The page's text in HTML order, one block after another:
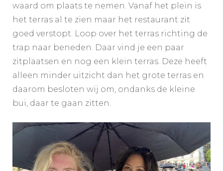
waard om plaats te nemen. Vanaf het plein is
het terras al te zien maar het restaurant zit
goed verstopt. Loop over het terras richting de
trap naar beneden. Daar vind je een paar
zitplaatsen en nog een klein terras. Deze heeft
alleen minder uitzicht dan het grote terras en
daarom besloten wij om, ondanks de kleine
bui, daar te gaan zitten.